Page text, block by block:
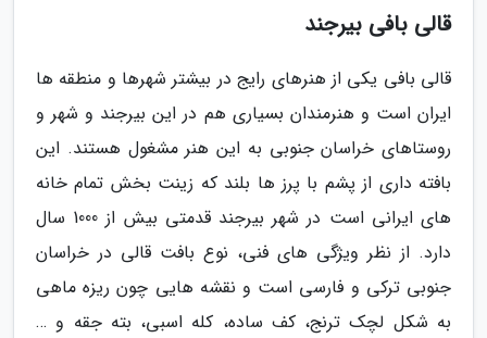
قالی بافی بیرجند
قالی بافی یکی از هنرهای رایج در بیشتر شهرها و منطقه ها
ایران است و هنرمندان بسیاری هم در این بیرجند و شهر و
روستاهای خراسان جنوبی به این هنر مشغول هستند. این
بافته داری از پشم با پرز ها بلند که زینت بخش تمام خانه
های ایرانی است در شهر بیرجند قدمتی بیش از 1000 سال
دارد. از نظر ویژگی های فنی، نوع بافت قالی در خراسان
جنوبی ترکی و فارسی است و نقشه هایی چون ریزه ماهی
به شکل لچک ترنج، کف ساده، کله اسبی، بته جقه و …